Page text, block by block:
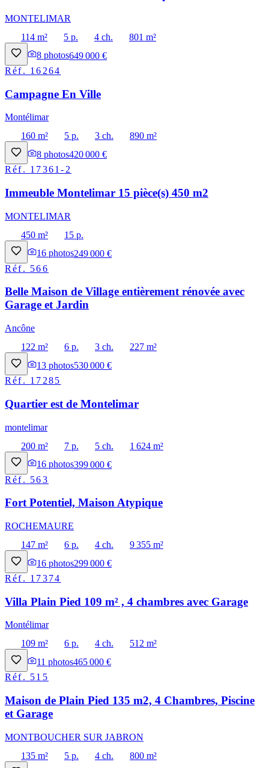
MONTELIMAR
114 m²
5 p. 4 ch.
801 m²
8 photos649 000 €
Réf. 16264
Campagne En Ville
Montélimar
160 m²
5 p. 3 ch.
890 m²
8 photos420 000 €
Réf. 17361-2
Immeuble Montelimar 15 pièce(s) 450 m2
MONTELIMAR
450 m²
15 p.
16 photos249 000 €
Réf. 566
Belle Maison de Village entièrement rénovée avec
Garage et Jardin
Ancône
122 m²
6 p. 3 ch.
227 m²
13 photos530 000 €
Réf. 17285
Quartier est de Montelimar
montelimar
200 m²
7 p. 5 ch.
1 624 m²
16 photos399 000 €
Réf. 563
Fort Potentiel, Maison Atypique
ROCHEMAURE
147 m²
6 p. 4 ch.
9 355 m²
16 photos299 000 €
Réf. 17374
Villa Plain Pied 109 m² , 4 chambres avec Garage
Montélimar
109 m²
6 p. 4 ch.
512 m²
11 photos465 000 €
Réf. 515
Maison de Plain Pied 135 m2, 4 Chambres, Piscine
et Garage
MONTBOUCHER SUR JABRON
135 m²
5 p. 4 ch.
800 m²